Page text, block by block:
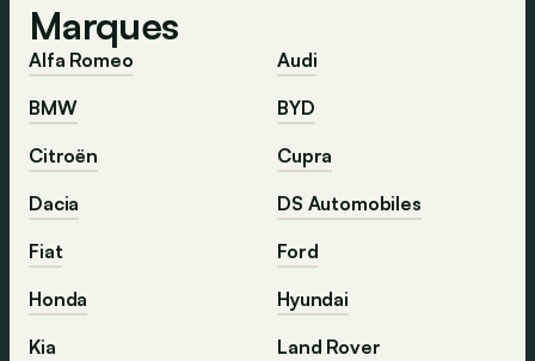
Marques
Alfa Romeo
Audi
BMW
BYD
Citroën
Cupra
Dacia
DS Automobiles
Fiat
Ford
Honda
Hyundai
Kia
Land Rover